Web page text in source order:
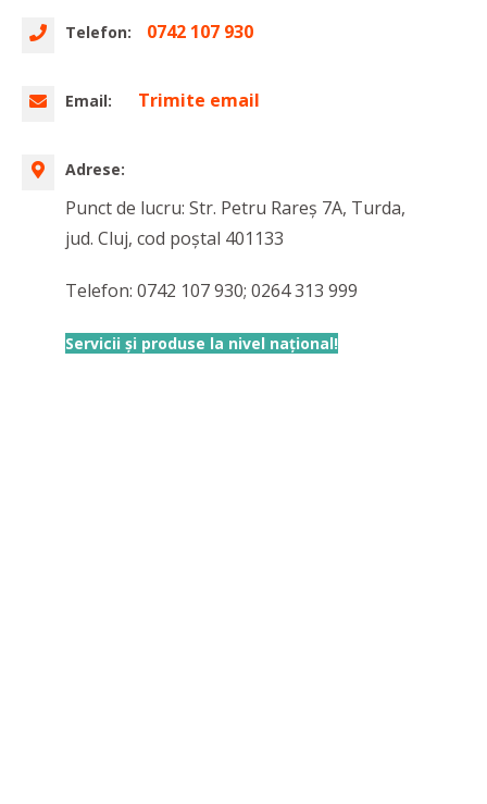
Telefon: 0742 107 930
Email: Trimite email
Adrese:
Punct de lucru: Str. Petru Rareș 7A, Turda,
jud. Cluj, cod poștal 401133
Telefon: 0742 107 930; 0264 313 999
Servicii și produse la nivel național!